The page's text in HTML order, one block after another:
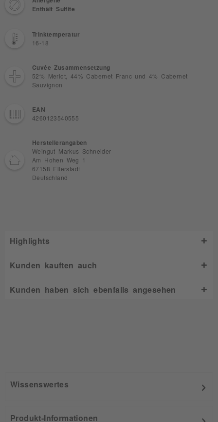
Enthält Sulfite
Trinktemperatur
16-18
Cuvée Zusammensetzung
52% Merlot, 44% Cabernet Franc und 4% Cabernet
Sauvignon
EAN
4260123540555
Herstellerangaben
Weingut Markus Schneider
Am Hohen Weg 1
67158 Ellerstadt
Deutschland
Highlights
Kunden kauften auch
Kunden haben sich ebenfalls angesehen
Wissenswertes
Produkt-Informationen